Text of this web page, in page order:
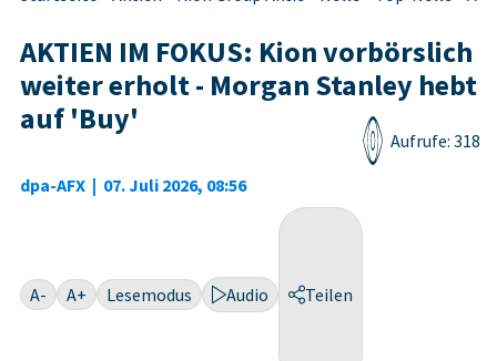
AKTIEN IM FOKUS: Kion vorbörslich
weiter erholt - Morgan Stanley hebt
auf 'Buy'
dpa-AFX | 07. Juli 2026, 08:56
Aufrufe: 318
A- A+ Lesemodus Audio Teilen